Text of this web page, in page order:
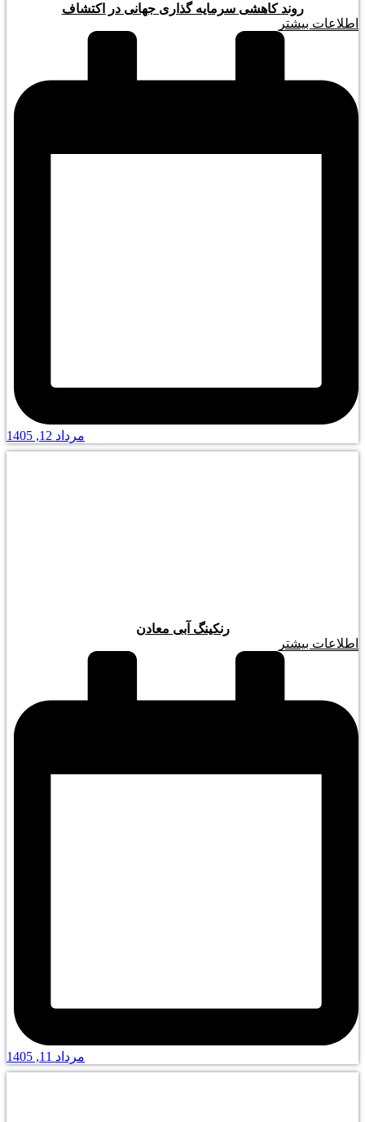
روند کاهشی سرمایه گذاری جهانی در اکتشاف
اطلاعات بیشتر
مرداد 12, 1405
رنکینگ آبی معادن
اطلاعات بیشتر
مرداد 11, 1405